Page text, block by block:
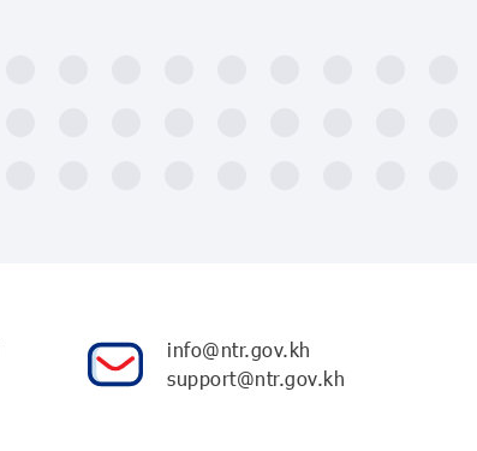
info@ntr.gov.kh
support@ntr.gov.kh